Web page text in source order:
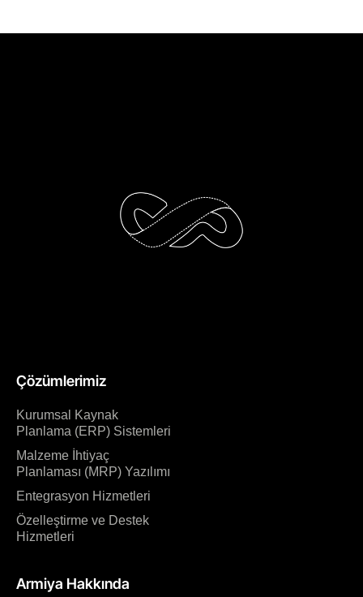
Çözümlerimiz
Kurumsal Kaynak
Planlama (ERP) Sistemleri
Malzeme İhtiyaç
Planlaması (MRP) Yazılımı
Entegrasyon Hizmetleri
Özelleştirme ve Destek
Hizmetleri
Armiya Hakkında